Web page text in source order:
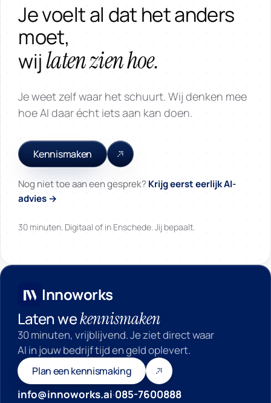
Je voelt al dat het anders
moet,
wijlaten zien hoe.
Je weet zelf waar het schuurt. Wij denken mee
hoe AI daar écht iets aan kan doen.
Kennismaken
Nog niet toe aan een gesprek? Krijg eerst eerlijk AI-
advies →
30 minuten. Digitaal of in Enschede. Jij bepaalt.
Innoworks
Innoworks
Laten wekennismaken
30 minuten, vrijblijvend. Je ziet direct waar
AI in jouw bedrijf tijd en geld oplevert.
Plan een kennismaking
info@innoworks.ai·085-7600888